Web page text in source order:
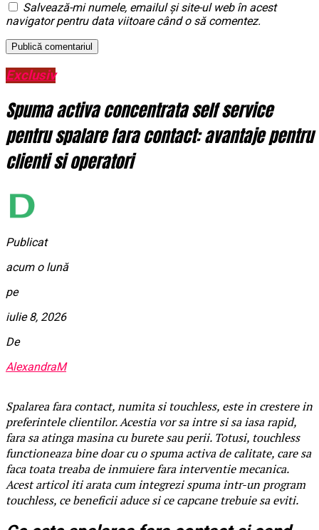
Salvează-mi numele, emailul și site-ul web în acest
navigator pentru data viitoare când o să comentez.
Exclusiv
Spuma activa concentrata self service
pentru spalare fara contact: avantaje pentru
clienti si operatori
Publicat
acum o lună
pe
iulie 8, 2026
De
AlexandraM
Spalarea fara contact, numita si touchless, este in crestere in
preferintele clientilor. Acestia vor sa intre si sa iasa rapid,
fara sa atinga masina cu burete sau perii. Totusi, touchless
functioneaza bine doar cu o spuma activa de calitate, care sa
faca toata treaba de inmuiere fara interventie mecanica.
Acest articol iti arata cum integrezi spuma intr-un program
touchless, ce beneficii aduce si ce capcane trebuie sa eviti.